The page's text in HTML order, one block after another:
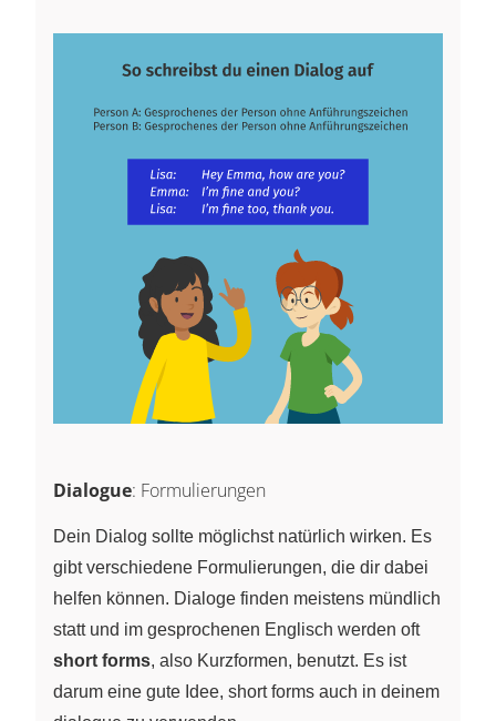
Dialogue: Formulierungen
Dein Dialog sollte möglichst natürlich wirken. Es
gibt verschiedene Formulierungen, die dir dabei
helfen können. Dialoge finden meistens mündlich
statt und im gesprochenen Englisch werden oft
short forms, also Kurzformen, benutzt. Es ist
darum eine gute Idee, short forms auch in deinem